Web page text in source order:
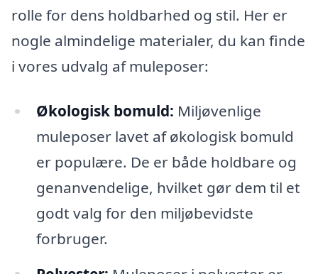
rolle for dens holdbarhed og stil. Her er
nogle almindelige materialer, du kan finde
i vores udvalg af muleposer:
Økologisk bomuld: Miljøvenlige
muleposer lavet af økologisk bomuld
er populære. De er både holdbare og
genanvendelige, hvilket gør dem til et
godt valg for den miljøbevidste
forbruger.